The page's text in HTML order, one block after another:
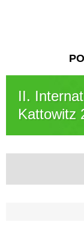
II.
Kattowitz